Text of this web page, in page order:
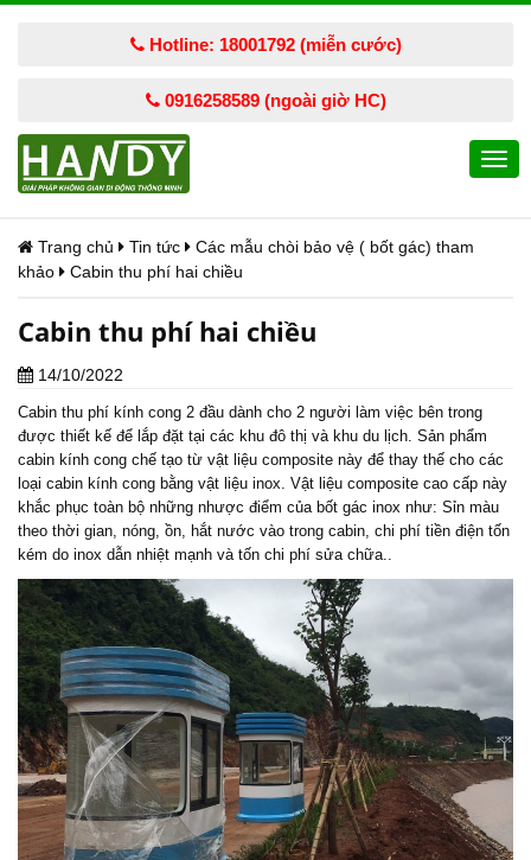
Hotline: 18001792 (miễn cước)
0916258589 (ngoài giờ HC)
Trang chủ Tin tức
Các mẫu chòi bảo vệ ( bốt gác) tham
khảo
Cabin thu phí hai chiều
Cabin thu phí hai chiều
14/10/2022
Cabin thu phí kính cong 2 đầu dành cho 2 người làm việc bên trong
được thiết kế để lắp đặt tại các khu đô thị và khu du lịch. Sản phẩm
cabin kính cong chế tạo từ vật liệu composite này để thay thế cho các
loại cabin kính cong bằng vật liệu inox. Vật liệu composite cao cấp này
khắc phục toàn bộ những nhược điểm của bốt gác inox như: Sỉn màu
theo thời gian, nóng, ồn, hắt nước vào trong cabin, chi phí tiền điện tốn
kém do inox dẫn nhiệt mạnh và tốn chi phí sửa chữa..